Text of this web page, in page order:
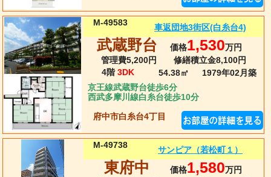
M-49583 車返団地3街区(白糸台4)
武蔵野台 価格1,530万円
管理費5,200円
修繕積立金8,100円
4階 3DK 54.38㎡ 1979年02月 築
京王線武蔵野台徒歩6分
西武多摩川線白糸台徒歩10分
府中市白糸台4丁目
M-49738 サンピア（若松町１）
東府中 価格1,580万円